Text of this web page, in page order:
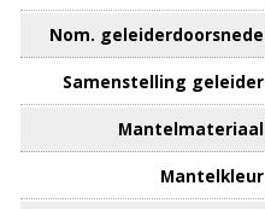
Nom. geleiderdoorsnede
Samenstelling geleider
Mantelmateriaal
Mantelkleur